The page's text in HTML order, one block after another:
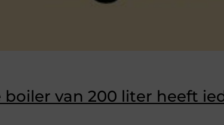
van 200 liter heeft